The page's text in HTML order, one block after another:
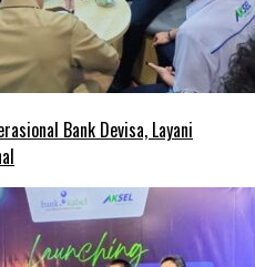
Bank Devisa, Layani